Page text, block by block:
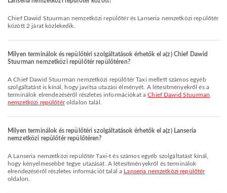
Chief Dawid Stuurman nemzetközi repülőtér és Lanseria nemzetközi repülőtér
között 2 járat közlekedik.
Milyen terminálok és repülőtéri szolgáltatások érhetők el a(z) Chief Dawid
Stuurman nemzetközi repülőtér repülőtéren?
A Chief Dawid Stuurman nemzetközi repülőtér Taxi mellett számos egyéb
szolgáltatást is kínál, hogy javítsa utazási élményét. A létesítményekről és a
terminálok elrendezéséről részletes információkat aChief Dawid Stuurman
nemzetközi repülőtéroldalon talál.
Milyen terminálok és repülőtéri szolgáltatások érhetők el a(z) Lanseria
nemzetközi repülőtér repülőtéren?
A Lanseria nemzetközi repülőtér Taxi-t és számos egyéb szolgáltatást kínál,
hogy kényelmesebbé tegye utazását. A létesítményekről és terminálok
elrendezéséről részletes információt talál a Lanseria nemzetközi repülőtér
oldalon.